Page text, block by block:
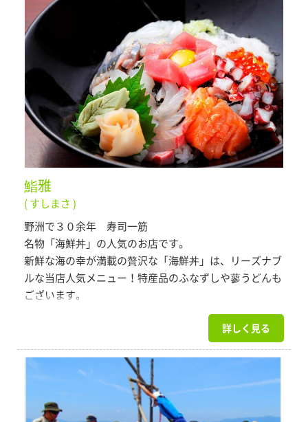
鮨雅
( すしまさ )
野洲で３０余年 寿司一筋
名物「海鮮丼」の人気のお店です。
新鮮な海の幸が満載の贅沢な「海鮮丼」は、リーズナブ
ルな当店人気メニュー！特産品のふなずしや蓼うどんも
ございます。
詳しく見る